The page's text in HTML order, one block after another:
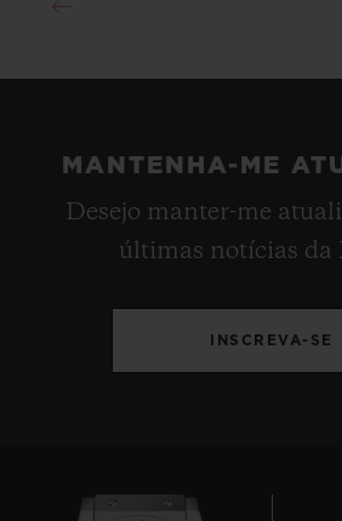
MANTENHA-ME
Desejo manter-me
últimas notícias da
INSCREVA-SE